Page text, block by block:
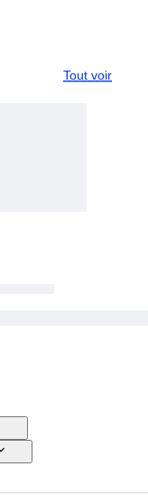
Tout voir